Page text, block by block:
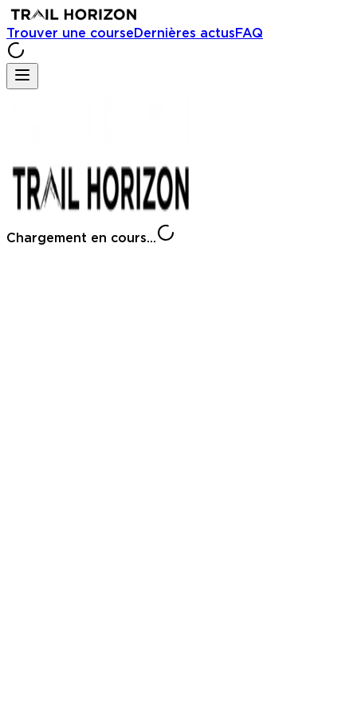
Trouver une courseDernières actusFAQ
Chargement en cours...